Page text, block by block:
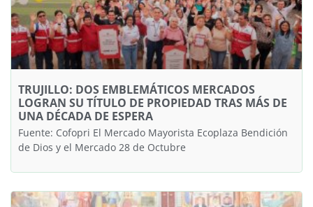
TRUJILLO: DOS EMBLEMÁTICOS MERCADOS
LOGRAN SU TÍTULO DE PROPIEDAD TRAS MÁS DE
UNA DÉCADA DE ESPERA
Fuente: Cofopri El Mercado Mayorista Ecoplaza Bendición
de Dios y el Mercado 28 de Octubre